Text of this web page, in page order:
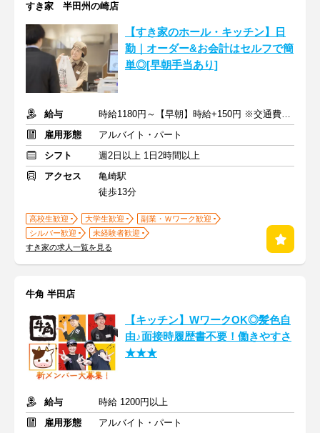
すき家 半田州の崎店
【すき家のホール・キッチン】日
勤｜オーダー&お会計はセルフで簡
単◎[早朝手当あり]
給与
時給1180円～【早朝】時給+150円 ※交通費支給
雇用形態
アルバイト・パート
シフト
週2日以上 1日2時間以上
アクセス
亀崎駅
徒歩13分
高校生歓迎 大学生歓迎
副業・Ｗワーク歓迎
シルバー歓迎
未経験者歓迎
すき家の求人一覧を見る
牛角 半田店
【キッチン】WワークOK◎髪色自
由♪面接時履歴書不要！働きやすさ
★★★
給与
時給 1200円以上
雇用形態
アルバイト・パート